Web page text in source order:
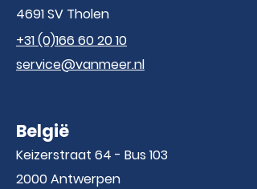
4691 SV Tholen
+31 (0)166 60 20 10
service@vanmeer.nl
België
Keizerstraat 64 - Bus 103
2000 Antwerpen